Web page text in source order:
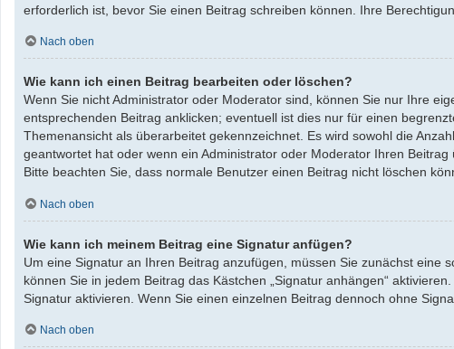
erforderlich ist, bevor Sie einen Beitrag schreiben können. Ihre
Nach oben
Wie kann ich einen Beitrag bearbeiten oder löschen?
Wenn Sie nicht Administrator oder Moderator sind, können Sie nur Ihre
entsprechenden Beitrag anklicken; eventuell ist dies nur für einen
Themenansicht als überarbeitet gekennzeichnet. Es wird sowohl die
geantwortet hat oder wenn ein Administrator oder Moderator Ihren
Bitte beachten Sie, dass normale Benutzer einen Beitrag nicht löschen
Nach oben
Wie kann ich meinem Beitrag eine Signatur anfügen?
Um eine Signatur an Ihren Beitrag anzufügen, müssen Sie zunächst eine
können Sie in jedem Beitrag das Kästchen „Signatur anhängen“
Signatur aktivieren. Wenn Sie einen einzelnen Beitrag dennoch ohne
Nach oben